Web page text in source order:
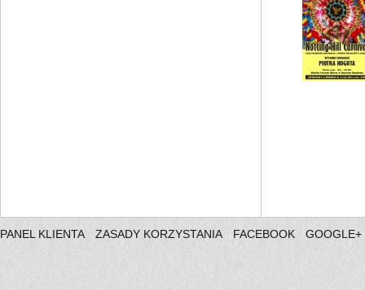
PANEL KLIENTA ZASADY KORZYSTANIA FACEBOOK GOOGLE+